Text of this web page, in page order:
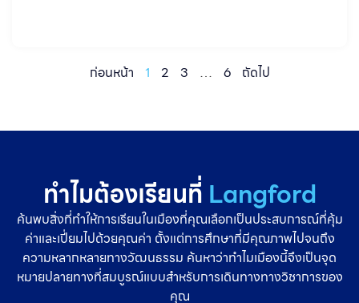
ก่อนหน้า 1 2 3 … 6 ถัดไป
ทำไมต้องเรียนที่ Langford
ค้นพบสิ่งที่ทำให้การเรียนในเมืองที่คุณเลือกเป็นประสบการณ์ที่คุ้ม
ค่าและเปี่ยมไปด้วยคุณค่า ตั้งแต่การศึกษาที่มีคุณภาพไปจนถึง
ความหลากหลายทางวัฒนธรรม ค้นหาว่าทำไมเมืองนี้จึงเป็นจุด
หมายปลายทางที่สมบูรณ์แบบสำหรับการเดินทางทางวิชาการของ
คุณ